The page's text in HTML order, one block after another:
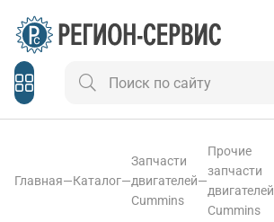
Главная—Каталог—
Запчасти
двигателей
Cummins
—
Прочие
запчасти
двигателей
Cummins